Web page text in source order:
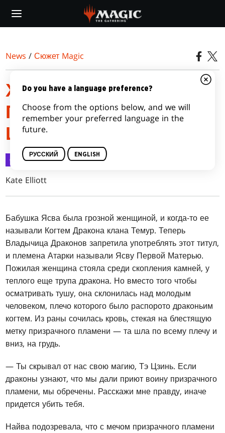
main
News /Сюжет Magic
ХРОНИКИ БОЛАСА:
ПРЕДАТЕЛЬСКИЙ
ШЕПОТ
Сюжет Magic 11 июл. 2018 г.
Kate Elliott
Бабушка Ясва была грозной женщиной, и когда-то ее
называли Когтем Дракона клана Темур. Теперь
Владычица Драконов запретила употреблять этот титул,
и племена Атарки называли Ясву Первой Матерью.
Пожилая женщина стояла среди скопления камней, у
теплого еще трупа дракона. Но вместо того чтобы
осматривать тушу, она склонилась над молодым
человеком, плечо которого было распорото драконьим
когтем. Из раны сочилась кровь, стекая на блестящую
метку призрачного пламени — та шла по всему плечу и
вниз, на грудь.
— Ты скрывал от нас свою магию, Тэ Цзинь. Если
драконы узнают, что мы дали приют воину призрачного
пламени, мы обречены. Расскажи мне правду, иначе
придется убить тебя.
Найва подозревала, что с мечом призрачного пламени
Do you have a language preference?
Choose from the options below, and we will
remember your preferred language in the
future.
РУССКИЙ ENGLISH